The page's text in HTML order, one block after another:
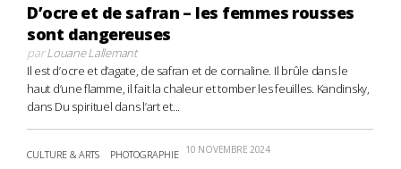
D’ocre et de safran – les femmes rousses
sont dangereuses
parLouane Lallemant
Il est d’ocre et d’agate, de safran et de cornaline. Il brûle dans le
haut d’une flamme, il fait la chaleur et tomber les feuilles. Kandinsky,
dans Du spirituel dans l’art et...
CULTURE & ARTS PHOTOGRAPHIE 10 NOVEMBRE 2024